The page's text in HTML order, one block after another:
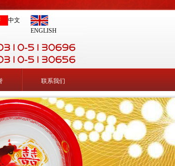
中文
ENGLISH
联系我们